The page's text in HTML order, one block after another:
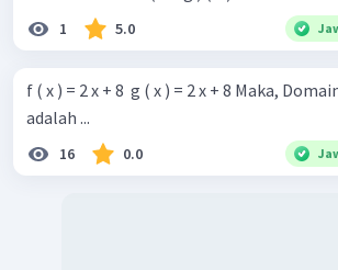
1 5.0
f ( x ) = 2 x + 8 ​ g ( x ) = 2 x + 8 Maka, Domain dari ( f ∘ g ) ( x )
adalah ...
16 0.0